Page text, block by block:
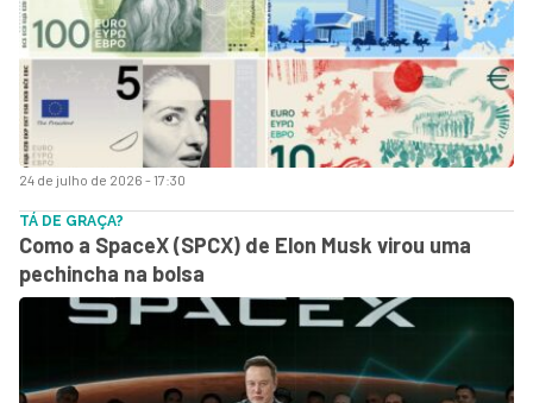
24 de julho de 2026 - 17:30
TÁ DE GRAÇA?
Como a SpaceX (SPCX) de Elon Musk virou uma
pechincha na bolsa